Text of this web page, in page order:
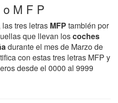
M F P
tres letras MFP también por
que llevan loscoches
durante el mes de Marzo de
con estas tres letras MFP y
desde el 0000 al 9999